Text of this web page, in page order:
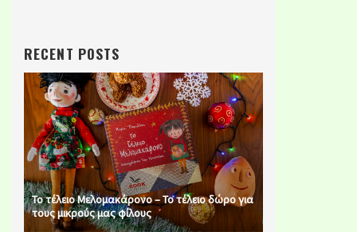
RECENT POSTS
Το τέλειο Μελομακάρονο – Το τέλειο δώρο για
τους μικρούς μας φίλους